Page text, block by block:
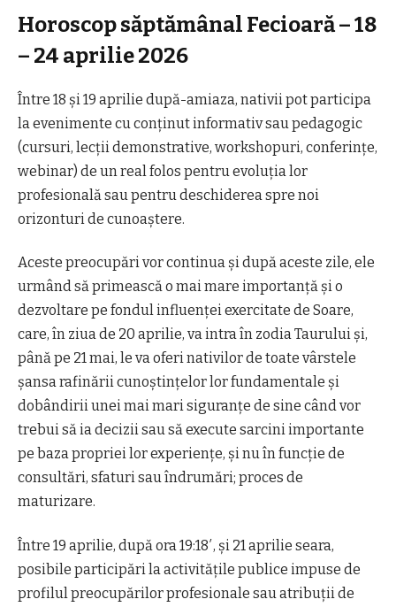
Horoscop săptămânal Fecioară – 18
– 24 aprilie 2026
Între 18 și 19 aprilie după-amiaza, nativii pot participa
la evenimente cu conținut informativ sau pedagogic
(cursuri, lecții demonstrative, workshopuri, conferințe,
webinar) de un real folos pentru evoluția lor
profesională sau pentru deschiderea spre noi
orizonturi de cunoaștere.
Aceste preocupări vor continua și după aceste zile, ele
urmând să primească o mai mare importanță și o
dezvoltare pe fondul influenței exercitate de Soare,
care, în ziua de 20 aprilie, va intra în zodia Taurului și,
până pe 21 mai, le va oferi nativilor de toate vârstele
șansa rafinării cunoștințelor lor fundamentale și
dobândirii unei mai mari siguranțe de sine când vor
trebui să ia decizii sau să execute sarcini importante
pe baza propriei lor experiențe, și nu în funcție de
consultări, sfaturi sau îndrumări; proces de
maturizare.
Între 19 aprilie, după ora 19:18′, și 21 aprilie seara,
posibile participări la activitățile publice impuse de
profilul preocupărilor profesionale sau atribuții de